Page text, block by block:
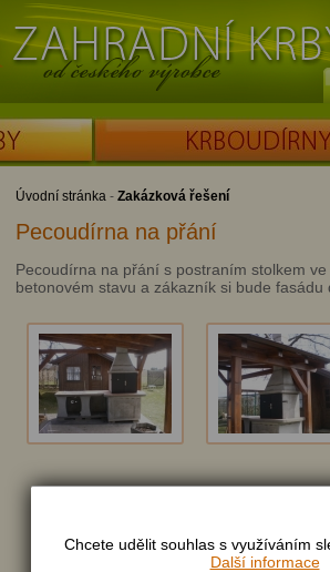
Zahradní krby od českého výrobce
KRBOUDÍRNY
Úvodní stránka - Zakázková řešení
Pecoudírna na přání
Pecoudírna na přání s postraním stolkem
betonovém stavu a zákazník si bude
Chcete udělit souhlas s využíváním
Další informace